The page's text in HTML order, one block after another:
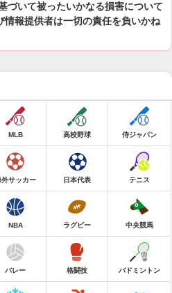
づいて被ったいかなる損害について
情報提供者は一切の責任を負いかね
MLB 高校野球 侍ジャパン
外サッカー 日本代表 テニス
NBA ラグビー 中央競馬
バレー 格闘技 バドミントン